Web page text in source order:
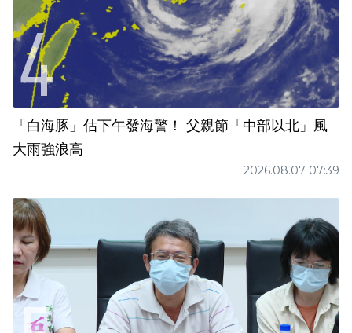
「白海豚」估下午發海警！ 父親節「中部以北」風
大雨強浪高
2026.08.07 07:39